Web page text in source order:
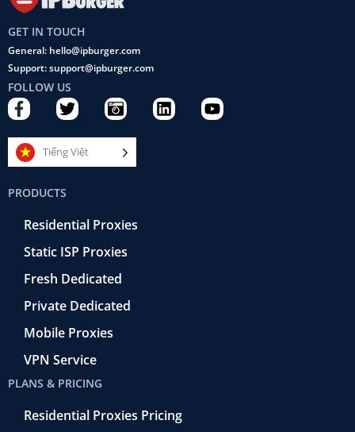
GET IN TOUCH
General: hello@ipburger.com
Support: support@ipburger.com
FOLLOW US
F
a
c
e
b
o
o
k
T
w
i
t
t
C
a
m
e
r
e
t
r
o
L
i
Y
o
Tiếng Việt
PRODUCTS
Residential Proxies
Static ISP Proxies
Fresh Dedicated
Private Dedicated
Mobile Proxies
VPN Service
PLANS & PRICING
Residential Proxies Pricing